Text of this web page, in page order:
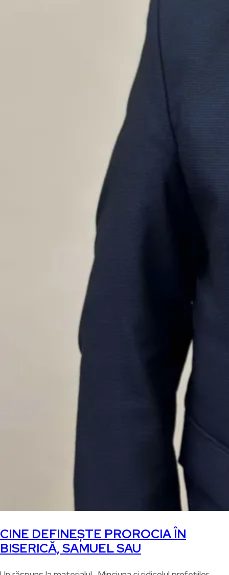
CINE DEFINEȘTE PROROCIA ÎN
BISERICĂ, SAMUEL SAU